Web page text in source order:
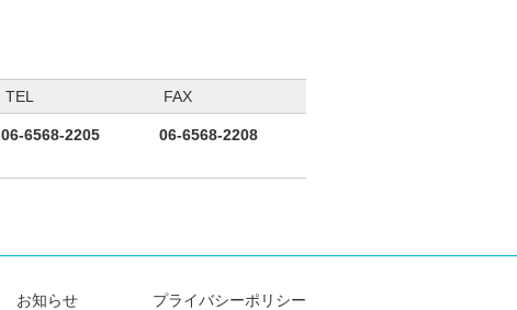
TEL FAX
06-6568-2205 06-6568-2208
お知らせ
プライバシーポリシー